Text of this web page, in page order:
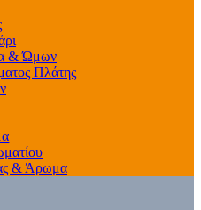
& Ώμων
Πλάτης
& Άρωμα